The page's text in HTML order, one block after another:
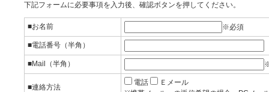
下記フォームに必要事項を入力後、確認ボタンを押してください。
■お名前 ※必須
■電話番号（半角）
■Mail（半角）
■連絡方法
電話
Ｅメール